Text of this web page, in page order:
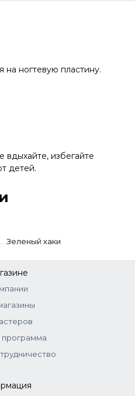
на ногтевую пластину.
избегайте
детей.
Зеленый хаки
программа